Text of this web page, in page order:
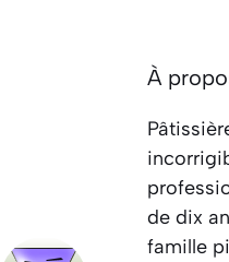
À
de dix
famille